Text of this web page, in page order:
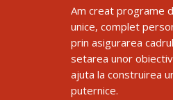
Am creat programe
unice, complet
prin asigurarea
setarea unor
ajuta la construirea
puternice.